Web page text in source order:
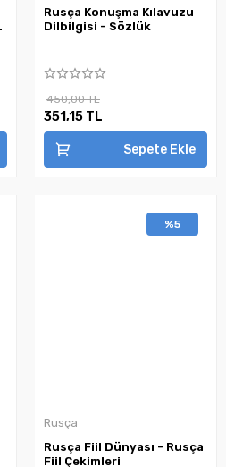
Rusça Konuşma Kılavuzu
Dilbilgisi - Sözlük
450,00 TL
351,15 TL
Sepete Ekle
%5
Rusça
Rusça Fiil Dünyası - Rusça
Fiil Çekimleri